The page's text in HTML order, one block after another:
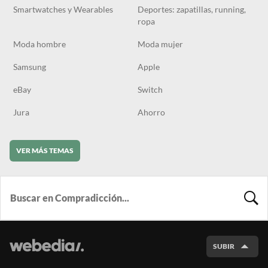
Smartwatches y Wearables
Deportes: zapatillas, running,
ropa
Moda hombre Moda mujer
Samsung Apple
eBay Switch
Jura Ahorro
VER MÁS TEMAS
SUBIR